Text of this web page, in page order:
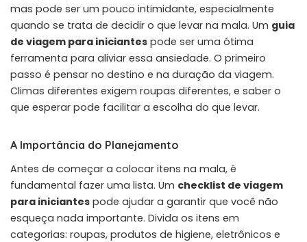
mas pode ser um pouco intimidante, especialmente
quando se trata de decidir o que levar na mala. Um guia
de viagem para iniciantes pode ser uma ótima
ferramenta para aliviar essa ansiedade. O primeiro
passo é pensar no destino e na duração da viagem.
Climas diferentes exigem roupas diferentes, e saber o
que esperar pode facilitar a escolha do que levar.
A Importância do Planejamento
Antes de começar a colocar itens na mala, é
fundamental fazer uma lista. Um checklist de viagem
para iniciantes pode ajudar a garantir que você não
esqueça nada importante. Divida os itens em
categorias: roupas, produtos de higiene, eletrônicos e